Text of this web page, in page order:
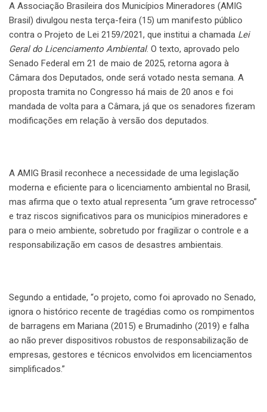
A Associação Brasileira dos Municípios Mineradores (AMIG
Brasil) divulgou nesta terça-feira (15) um manifesto público
contra o Projeto de Lei 2159/2021, que institui a chamada Lei
Geral do Licenciamento Ambiental. O texto, aprovado pelo
Senado Federal em 21 de maio de 2025, retorna agora à
Câmara dos Deputados, onde será votado nesta semana. A
proposta tramita no Congresso há mais de 20 anos e foi
mandada de volta para a Câmara, já que os senadores fizeram
modificações em relação à versão dos deputados.
A AMIG Brasil reconhece a necessidade de uma legislação
moderna e eficiente para o licenciamento ambiental no Brasil,
mas afirma que o texto atual representa “um grave retrocesso”
e traz riscos significativos para os municípios mineradores e
para o meio ambiente, sobretudo por fragilizar o controle e a
responsabilização em casos de desastres ambientais.
Segundo a entidade, “o projeto, como foi aprovado no Senado,
ignora o histórico recente de tragédias como os rompimentos
de barragens em Mariana (2015) e Brumadinho (2019) e falha
ao não prever dispositivos robustos de responsabilização de
empresas, gestores e técnicos envolvidos em licenciamentos
simplificados.”